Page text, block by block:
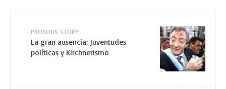
PREVIOUS STORY
La gran ausencia: Juventudes
políticas y Kirchnerismo